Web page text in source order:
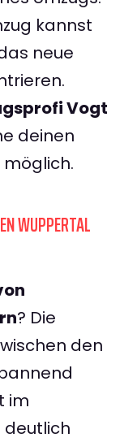
kannst
neue
Vogt
deinen
möglich.
WUPPERTAL
? Die
den
im
deutlich